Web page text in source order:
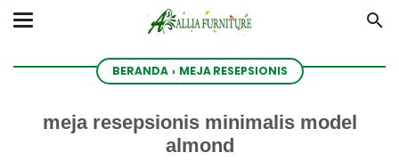
BERANDA › MEJA RESEPSIONIS
meja resepsionis minimalis model
almond